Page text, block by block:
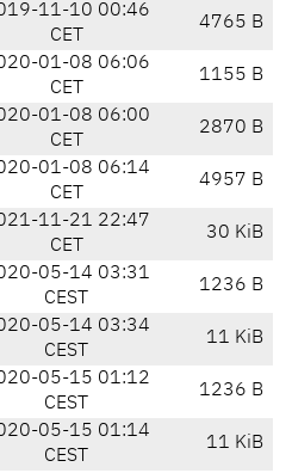
11-10 00:46
CET
4765 B
01-08 06:06
CET
1155 B
01-08 06:00
CET
2870 B
01-08 06:14
CET
4957 B
11-21 22:47
CET
30 KiB
05-14 03:31
CEST
1236 B
05-14 03:34
CEST
11 KiB
05-15 01:12
CEST
1236 B
05-15 01:14
CEST
11 KiB